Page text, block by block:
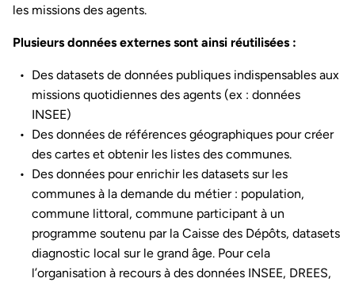
les missions des agents.
Plusieurs données externes sont ainsi réutilisées :
Des datasets de données publiques indispensables aux
missions quotidiennes des agents (ex : données
INSEE)
Des données de références géographiques pour créer
des cartes et obtenir les listes des communes.
Des données pour enrichir les datasets sur les
communes à la demande du métier : population,
commune littoral, commune participant à un
programme soutenu par la Caisse des Dépôts, datasets
diagnostic local sur le grand âge. Pour cela
l’organisation à recours à des données INSEE, DREES,